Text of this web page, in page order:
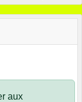
aux